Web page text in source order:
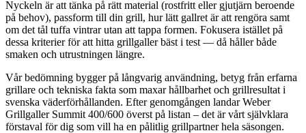
Nyckeln är att tänka på rätt material (rostfritt eller gjutjärn beroende
på behov), passform till din grill, hur lätt gallret är att rengöra samt
om det tål tuffa vintrar utan att tappa formen. Fokusera istället på
dessa kriterier för att hitta grillgaller bäst i test — då håller både
smaken och utrustningen längre.
Vår bedömning bygger på långvarig användning, betyg från erfarna
grillare och tekniska fakta som maxar hållbarhet och grillresultat i
svenska väderförhållanden. Efter genomgången landar Weber
Grillgaller Summit 400/600 överst på listan – det är vårt självklara
förstaval för dig som vill ha en pålitlig grillpartner hela säsongen.